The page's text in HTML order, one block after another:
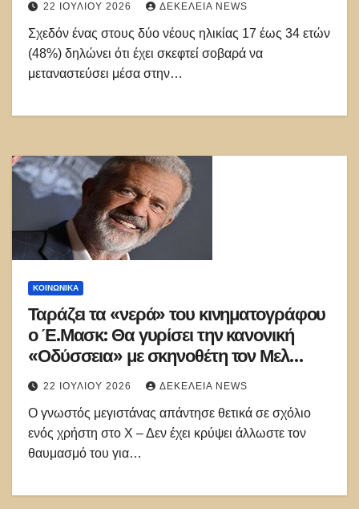
22 ΙΟΥΛΊΟΥ 2026 ΔΕΚΈΛΕΙΑ NEWS
Σχεδόν ένας στους δύο νέους ηλικίας 17 έως 34 ετών
(48%) δηλώνει ότι έχει σκεφτεί σοβαρά να
μεταναστεύσει μέσα στην…
ΚΟΙΝΩΝΙΚΑ
Ταράζει τα «νερά» του κινηματογράφου
ο Έ.Μασκ: Θα γυρίσει την κανονική
«Οδύσσεια» με σκηνοθέτη τον Μελ
Γκίμπσον
22 ΙΟΥΛΊΟΥ 2026 ΔΕΚΈΛΕΙΑ NEWS
Ο γνωστός μεγιστάνας απάντησε θετικά σε σχόλιο
ενός χρήστη στο Χ – Δεν έχει κρύψει άλλωστε τον
θαυμασμό του για…